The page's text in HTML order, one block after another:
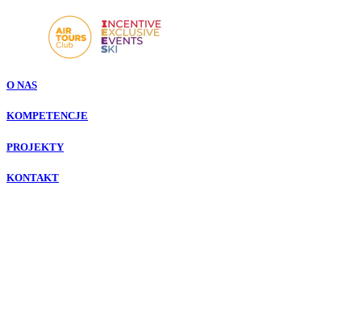
O NAS
KOMPETENCJE
PROJEKTY
KONTAKT